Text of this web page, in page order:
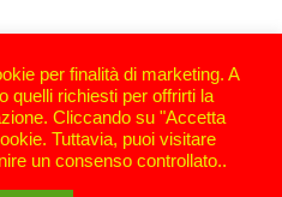
© 2026. Tutti i diritti riservati.
per finalità di marketing. A
quelli richiesti per offrirti la
Cliccando su "Accetta
Tuttavia, puoi visitare
un consenso controllato..